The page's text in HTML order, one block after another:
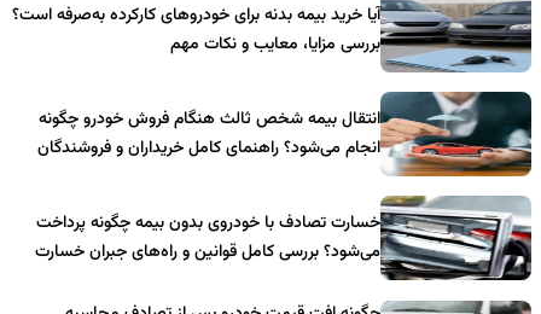
آیا خرید بیمه بدنه برای خودروهای کارکرده به‌صرفه است؟
بررسی مزایا، معایب و نکات مهم
انتقال بیمه شخص ثالث هنگام فروش خودرو چگونه
انجام می‌شود؟ راهنمای کامل خریداران و فروشندگان
خسارت تصادف با خودروی بدون بیمه چگونه پرداخت
می‌شود؟ بررسی کامل قوانین و راه‌های جبران خسارت